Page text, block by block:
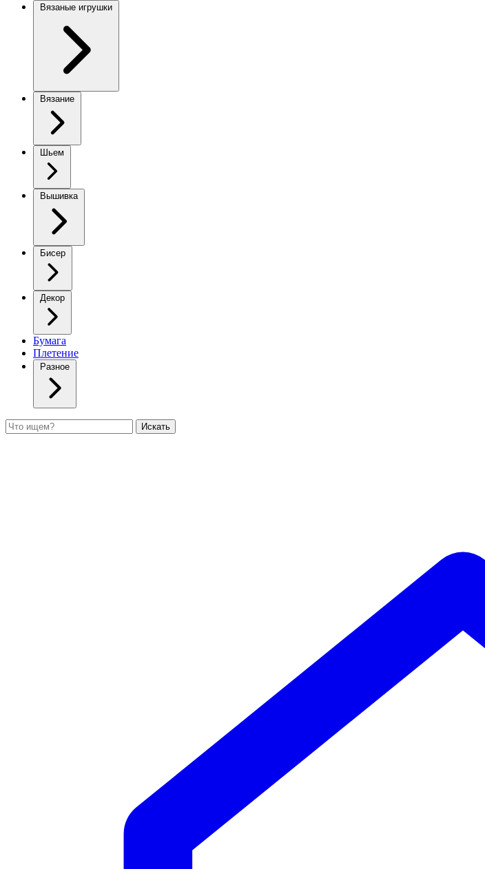
Вязаные игрушки
Вязание
Шьем
Вышивка
Бисер
Декор
Бумага
Плетение
Разное
Поиск Искать